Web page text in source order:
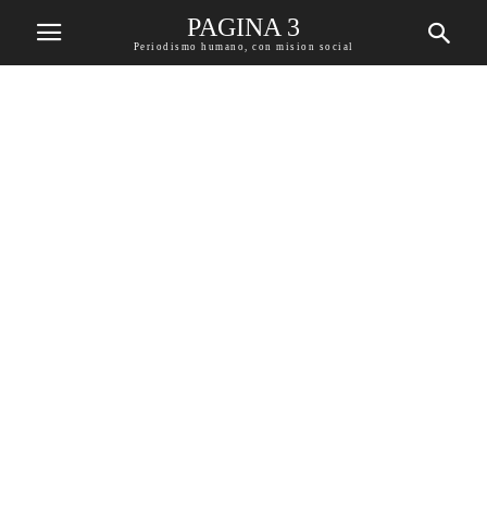
PAGINA 3
Periodismo humano, con mision social